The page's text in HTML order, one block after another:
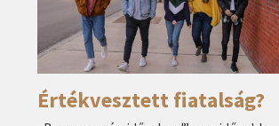
Értékvesztett fiatalság?